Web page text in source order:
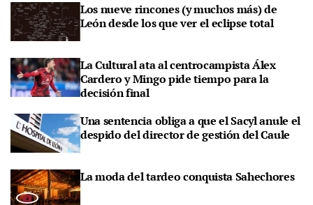
Los nueve rincones (y muchos más) de
León desde los que ver el eclipse total
La Cultural ata al centrocampista Álex
Cardero y Mingo pide tiempo para la
decisión final
Una sentencia obliga a que el Sacyl anule el
despido del director de gestión del Caule
La moda del tardeo conquista Sahechores